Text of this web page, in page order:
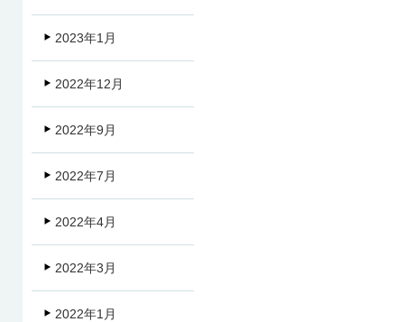
2023年1月
2022年12月
2022年9月
2022年7月
2022年4月
2022年3月
2022年1月